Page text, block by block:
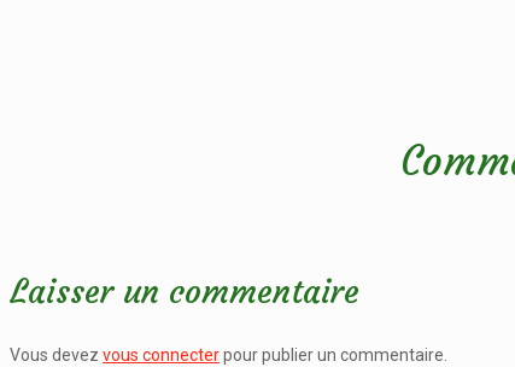
Laisser un commentaire
Vous devez vous connecterpour publier un commentaire.